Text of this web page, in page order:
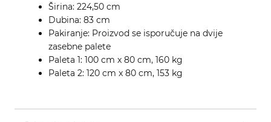
Širina: 224,50 cm
Dubina: 83 cm
Pakiranje: Proizvod se isporučuje na dvije
zasebne palete
Paleta 1: 100 cm x 80 cm, 160 kg
Paleta 2: 120 cm x 80 cm, 153 kg